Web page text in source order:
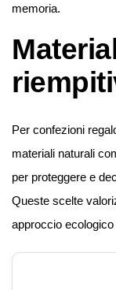
memoria.
Per confezioni
materiali naturali
per proteggere e
Queste scelte
approccio